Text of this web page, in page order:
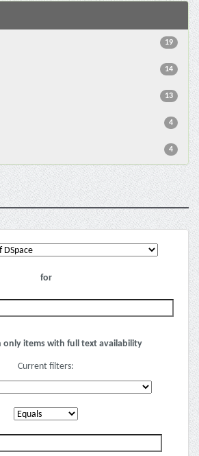
19
14
13
4
4
for
only items with full text availability
Current filters: